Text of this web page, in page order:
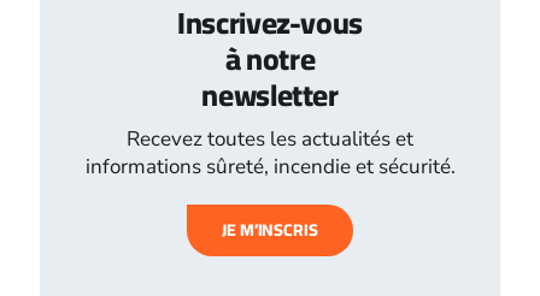
Inscrivez-vous
à notre
newsletter
Recevez toutes les actualités et
informations sûreté, incendie et sécurité.
JE M’INSCRIS